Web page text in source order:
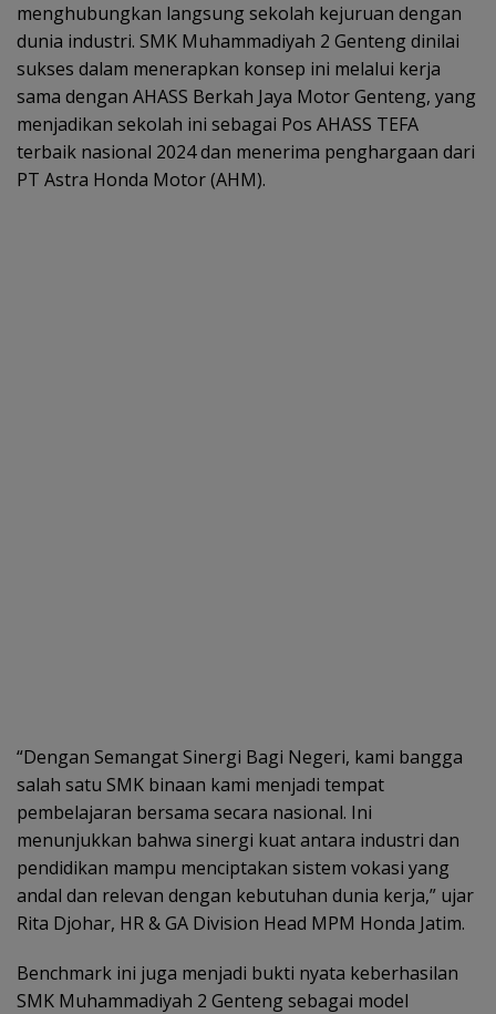
menghubungkan langsung sekolah kejuruan dengan
dunia industri. SMK Muhammadiyah 2 Genteng dinilai
sukses dalam menerapkan konsep ini melalui kerja
sama dengan AHASS Berkah Jaya Motor Genteng, yang
menjadikan sekolah ini sebagai Pos AHASS TEFA
terbaik nasional 2024 dan menerima penghargaan dari
PT Astra Honda Motor (AHM).
“Dengan Semangat Sinergi Bagi Negeri, kami bangga
salah satu SMK binaan kami menjadi tempat
pembelajaran bersama secara nasional. Ini
menunjukkan bahwa sinergi kuat antara industri dan
pendidikan mampu menciptakan sistem vokasi yang
andal dan relevan dengan kebutuhan dunia kerja,” ujar
Rita Djohar, HR & GA Division Head MPM Honda Jatim.
Benchmark ini juga menjadi bukti nyata keberhasilan
SMK Muhammadiyah 2 Genteng sebagai model